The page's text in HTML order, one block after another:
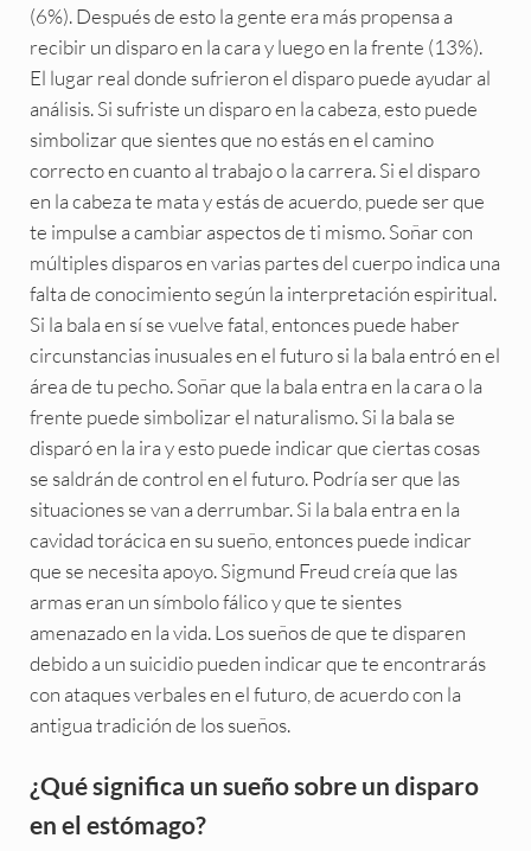
(6%). Después de esto la gente era más propensa a
recibir un disparo en la cara y luego en la frente (13%).
El lugar real donde sufrieron el disparo puede ayudar al
análisis. Si sufriste un disparo en la cabeza, esto puede
simbolizar que sientes que no estás en el camino
correcto en cuanto al trabajo o la carrera. Si el disparo
en la cabeza te mata y estás de acuerdo, puede ser que
te impulse a cambiar aspectos de ti mismo. Soñar con
múltiples disparos en varias partes del cuerpo indica una
falta de conocimiento según la interpretación espiritual.
Si la bala en sí se vuelve fatal, entonces puede haber
circunstancias inusuales en el futuro si la bala entró en el
área de tu pecho. Soñar que la bala entra en la cara o la
frente puede simbolizar el naturalismo. Si la bala se
disparó en la ira y esto puede indicar que ciertas cosas
se saldrán de control en el futuro. Podría ser que las
situaciones se van a derrumbar. Si la bala entra en la
cavidad torácica en su sueño, entonces puede indicar
que se necesita apoyo. Sigmund Freud creía que las
armas eran un símbolo fálico y que te sientes
amenazado en la vida. Los sueños de que te disparen
debido a un suicidio pueden indicar que te encontrarás
con ataques verbales en el futuro, de acuerdo con la
antigua tradición de los sueños.
¿Qué significa un sueño sobre un disparo
en el estómago?